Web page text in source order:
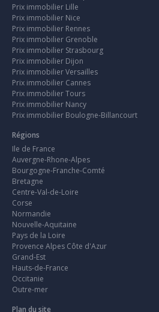
Prix immobilier Lille
Prix immobilier Nice
Prix immobilier Rennes
Prix immobilier Grenoble
Prix immobilier Strasbourg
Prix immobilier Dijon
Prix immobilier Versailles
Prix immobilier Cannes
Prix immobilier Tours
Prix immobilier Nancy
Prix immobilier Boulogne-Billancourt
Régions
Ile de France
Auvergne-Rhone-Alpes
Bourgogne-Franche-Comté
Bretagne
Centre-Val-de-Loire
Corse
Normandie
Nouvelle-Aquitaine
Pays de la Loire
Provence Alpes Côte d'Azur
Grand-Est
Hauts-de-France
Occitanie
Outre-mer
Plan du site